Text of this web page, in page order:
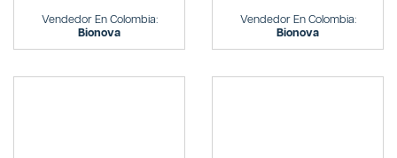
Vendedor En Colombia:
Bionova
Vendedor En Colombia:
Bionova